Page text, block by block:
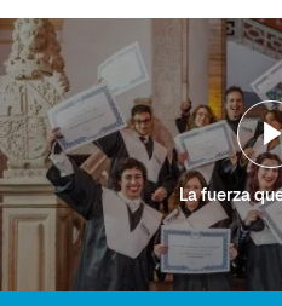
La fuerza